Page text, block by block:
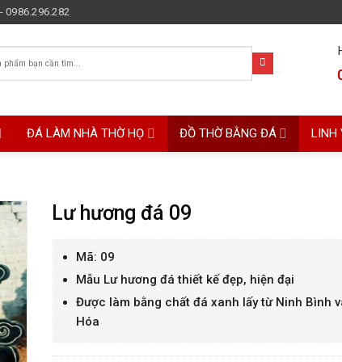
0986.296.282
ĐÁ LÀM NHÀ THỜ HỌ ĐỒ THỜ BẰNG ĐÁ LINH
Lư hương đá 09
Mã: 09
Mẫu Lư hương đá thiết kế đẹp, hiện đại
Được làm bằng chất đá xanh lấy từ Ninh Bình
Hóa